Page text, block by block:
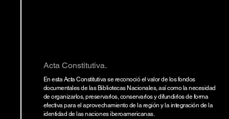
Acta Constitutiva.
En esta Acta Constitutiva se reconoció el valor de los fondos
documentales de las Bibliotecas Nacionales, así como la necesidad
de organizarlos, preservarlos, conservarlos y difundirlos de forma
efectiva para el aprovechamiento de la región y la integración de la
identidad de las naciones iberoamericanas.